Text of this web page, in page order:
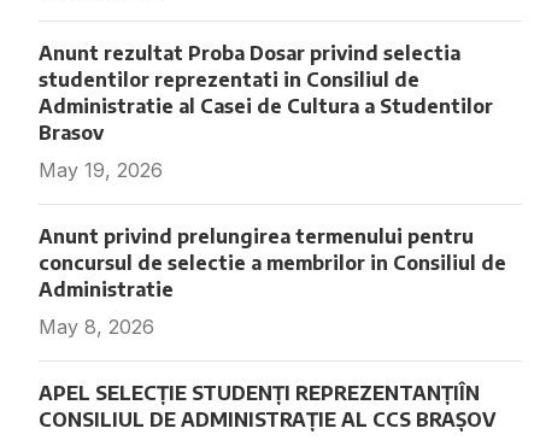
Anunt rezultat Proba Dosar privind selectia
studentilor reprezentati in Consiliul de
Administratie al Casei de Cultura a Studentilor
Brasov
May 19, 2026
Anunt privind prelungirea termenului pentru
concursul de selectie a membrilor in Consiliul de
Administratie
May 8, 2026
APEL SELECȚIE STUDENȚI REPREZENTANȚIÎN
CONSILIUL DE ADMINISTRAȚIE AL CCS BRAȘOV